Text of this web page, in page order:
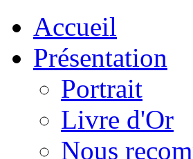
Accueil
Présentation
Portrait
Livre d'Or
Nous